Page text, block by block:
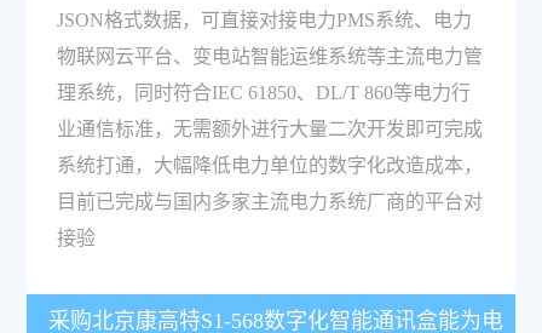
JSON格式数据，可直接对接电力PMS系统、电力
物联网云平台、变电站智能运维系统等主流电力管
理系统，同时符合IEC 61850、DL/T 860等电力行
业通信标准，无需额外进行大量二次开发即可完成
系统打通，大幅降低电力单位的数字化改造成本，
目前已完成与国内多家主流电力系统厂商的平台对
接验
采购北京康高特S1-568数字化智能通讯盒能为电